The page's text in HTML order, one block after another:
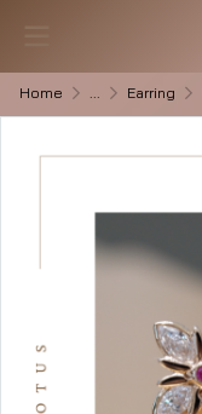
Home ... Earring